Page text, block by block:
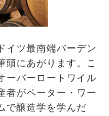
イツ最南端バーデン
頭にあがります。こ
ーバーロートワイル
者がペーター・ワー
で醸造学を学んだ